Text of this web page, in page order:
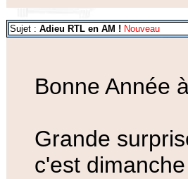
Sujet : Adieu RTL en AM ! Nouveau
Bonne Année
Grande
c'est